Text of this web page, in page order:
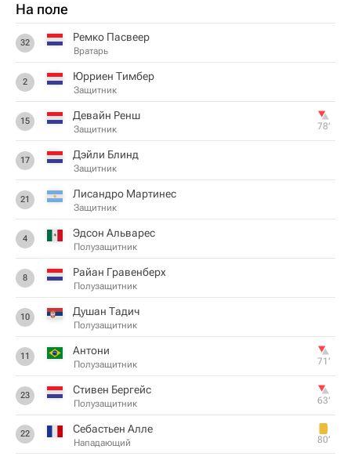
На поле
32 Ремко Пасвеер
Вратарь
2 Юрриен Тимбер
Защитник
15 Девайн Ренш
Защитник 78‎’‎
17 Дэйли Блинд
Защитник
21 Лисандро Мартинес
Защитник
4 Эдсон Альварес
Полузащитник
8 Райан Гравенберх
Полузащитник
10 Душан Тадич
Полузащитник
11 Антони
Полузащитник 71‎’‎
23 Стивен Бергейс
Полузащитник 63‎’‎
22 Себастьен Алле
Нападающий 80‎’‎